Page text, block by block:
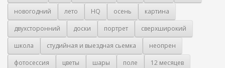
новогодний
лето HQ осень
картина
двухсторонний
доски портрет
сверхширокий
школа
студийная и выездная сьемка
неопрен
фотосессия
цветы шары поле
12 месяцев